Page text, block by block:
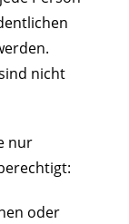
nicht
nur
oder